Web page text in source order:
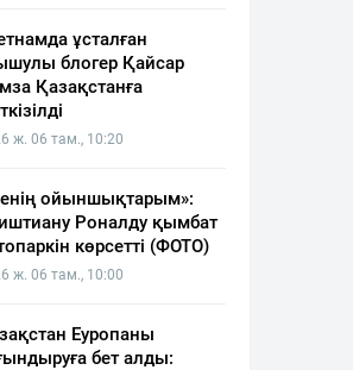
ұсталған
блогер Қайсар
Қазақстанға
ж. 06 там., 10:20
ойыншықтарым»:
Роналду қымбат
көрсетті (ФОТО)
ж. 06 там., 10:00
Еуропаны
бет алды: